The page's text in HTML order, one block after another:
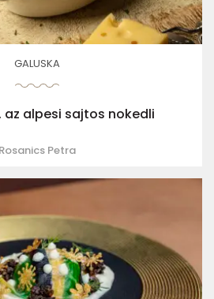
GALUSKA
az alpesi sajtos nokedli
Rosanics Petra